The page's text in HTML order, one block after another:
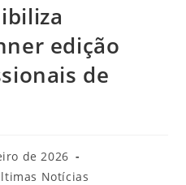
edição
de
de 2026
Notícias